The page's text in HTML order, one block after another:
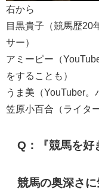
右から
目黒貴子（競馬歴20
サー）
アミーピー（
をすることも）
うま美（YouTuber。
笠原小百合（ライタ
Q：『競馬を好
競馬の奥深さに